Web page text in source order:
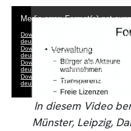
In diesem Video
Münster, Leipzig,